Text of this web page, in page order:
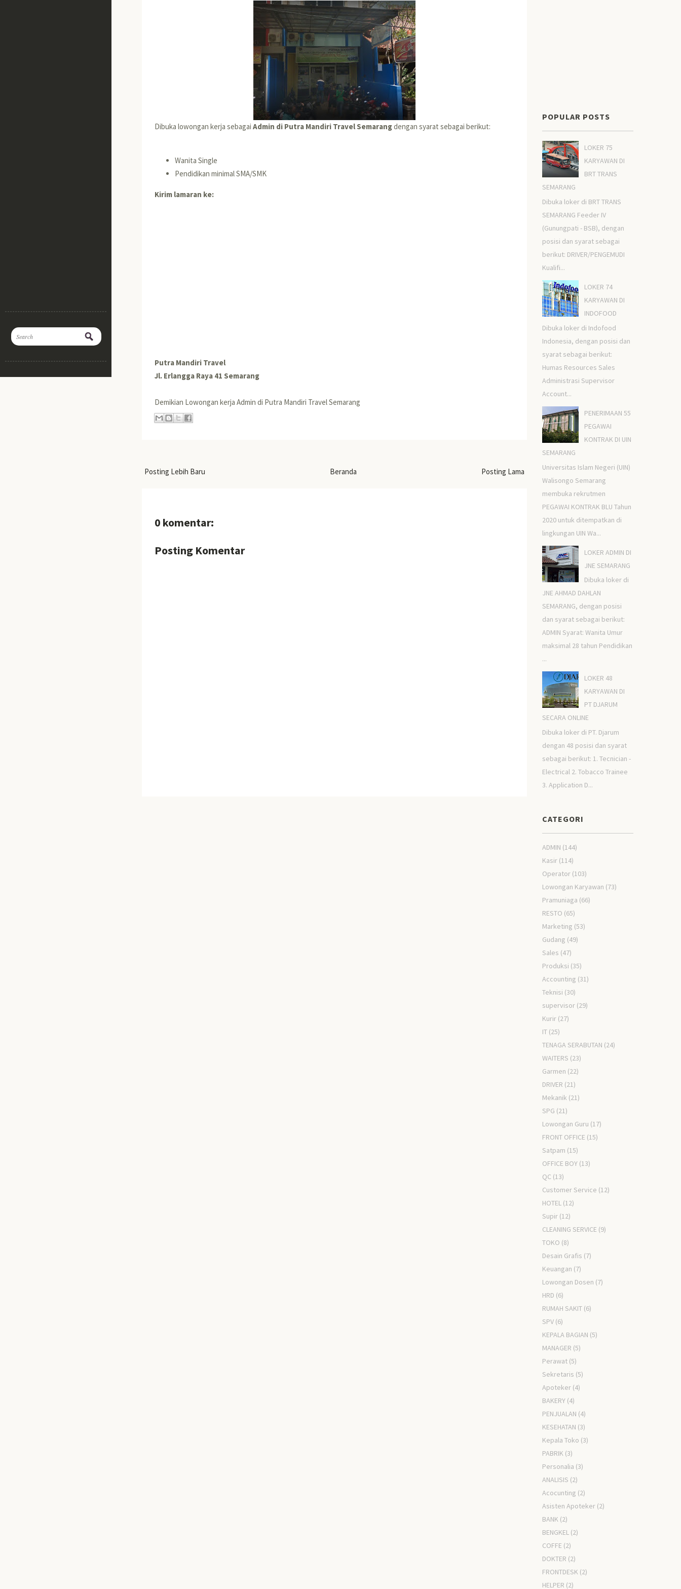
Dibuka lowongan kerja sebagai Admin di Putra Mandiri Travel Semarangdengan syarat sebagai berikut:
Wanita Single
Pendidikan minimal SMA/SMK
Kirim lamaran ke:
Putra Mandiri Travel
Jl. Erlangga Raya 41 Semarang
Demikian Lowongan kerja Admin di Putra Mandiri Travel Semarang
Posting Lebih Baru Posting Lama
Beranda
0 komentar:
Posting Komentar
POPULAR POSTS
LOKER 75
KARYAWAN DI
BRT TRANS
SEMARANG
Dibuka loker di BRT TRANS
SEMARANG Feeder IV
(Gunungpati - BSB), dengan
posisi dan syarat sebagai
berikut: DRIVER/PENGEMUDI
Kualifi...
LOKER 74
KARYAWAN DI
INDOFOOD
Dibuka loker di Indofood
Indonesia, dengan posisi dan
syarat sebagai berikut:
Humas Resources Sales
Administrasi Supervisor
Account...
PENERIMAAN 55
PEGAWAI
KONTRAK DI UIN
SEMARANG
Universitas Islam Negeri (UIN)
Walisongo Semarang
membuka rekrutmen
PEGAWAI KONTRAK BLU Tahun
2020 untuk ditempatkan di
lingkungan UIN Wa...
LOKER ADMIN DI
JNE SEMARANG
Dibuka loker di
JNE AHMAD DAHLAN
SEMARANG, dengan posisi
dan syarat sebagai berikut:
ADMIN Syarat: Wanita Umur
maksimal 28 tahun Pendidikan
...
LOKER 48
KARYAWAN DI
PT DJARUM
SECARA ONLINE
Dibuka loker di PT. Djarum
dengan 48 posisi dan syarat
sebagai berikut: 1. Tecnician -
Electrical 2. Tobacco Trainee
3. Application D...
CATEGORI
ADMIN (144)
Kasir (114)
Operator (103)
Lowongan Karyawan (73)
Pramuniaga (66)
RESTO (65)
Marketing (53)
Gudang (49)
Sales (47)
Produksi (35)
Accounting (31)
Teknisi (30)
supervisor (29)
Kurir (27)
IT (25)
TENAGA SERABUTAN (24)
WAITERS (23)
Garmen (22)
DRIVER (21)
Mekanik (21)
SPG (21)
Lowongan Guru (17)
FRONT OFFICE (15)
Satpam (15)
OFFICE BOY (13)
QC (13)
Customer Service (12)
HOTEL (12)
Supir (12)
CLEANING SERVICE (9)
TOKO (8)
Desain Grafis (7)
Keuangan (7)
Lowongan Dosen (7)
HRD (6)
RUMAH SAKIT (6)
SPV (6)
KEPALA BAGIAN (5)
MANAGER (5)
Perawat (5)
Sekretaris (5)
Apoteker (4)
BAKERY (4)
PENJUALAN (4)
KESEHATAN (3)
Kepala Toko (3)
PABRIK (3)
Personalia (3)
ANALISIS (2)
Acocunting (2)
Asisten Apoteker (2)
BANK (2)
BENGKEL (2)
COFFE (2)
DOKTER (2)
FRONTDESK (2)
HELPER (2)